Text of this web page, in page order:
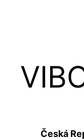
Česká